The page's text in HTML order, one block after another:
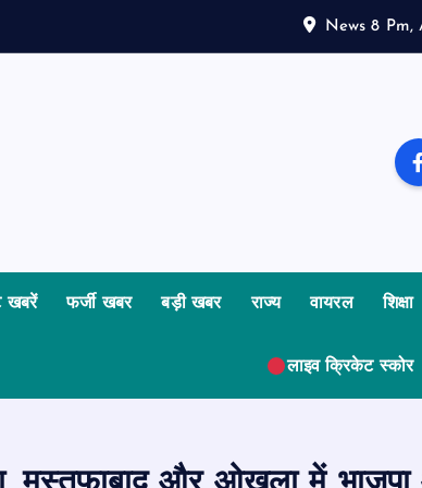
News 8
खबरें फर्जी खबर बड़ी खबर राज्य वायरल शिक्षा
लाइव क्रिकेट स्कोर